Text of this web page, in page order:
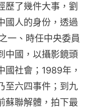
歷了幾件大事，劉
國人的身份，透過
一、時任中央委員
中國，以攝影鏡頭
國社會；1989年，
至六四事件；到九
蘇聯解體，拍下最